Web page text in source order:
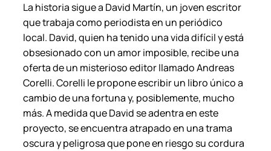
.
c
a
n
t
i
d
a
d
La historia sigue a David Martín, un joven escritor
que trabaja como periodista en un periódico
local. David, quien ha tenido una vida difícil y está
obsesionado con un amor imposible, recibe una
oferta de un misterioso editor llamado Andreas
Corelli. Corelli le propone escribir un libro único a
cambio de una fortuna y, posiblemente, mucho
más. A medida que David se adentra en este
proyecto, se encuentra atrapado en una trama
oscura y peligrosa que pone en riesgo su cordura